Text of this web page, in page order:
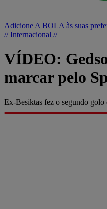
Adicione A BOLA às suas
// Internacional //
VÍDEO:
marcar pelo
Ex-Besiktas fez o segundo